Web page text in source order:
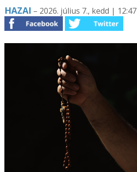
HAZAI – 2026. július 7., kedd | 12:47